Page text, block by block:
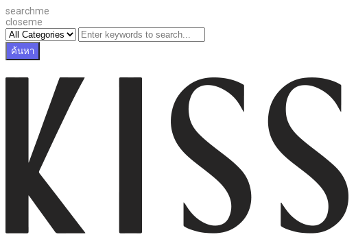
searchme
closeme
ค้นหา